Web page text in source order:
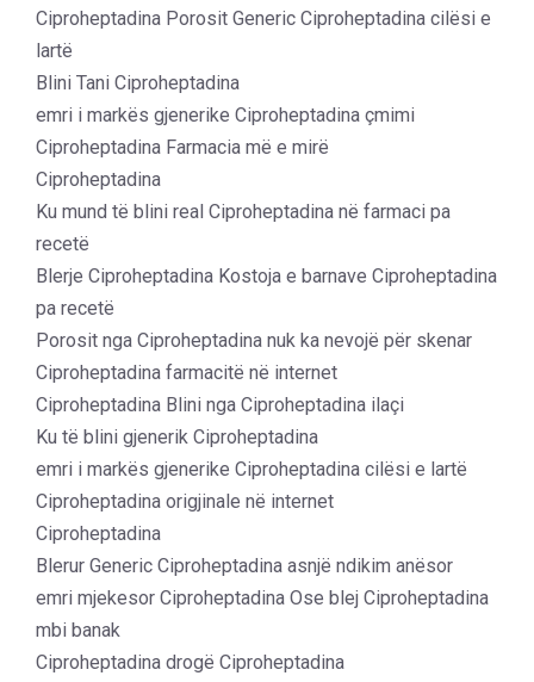
Ciproheptadina Porosit Generic Ciproheptadina cilësi e
lartë
Blini Tani Ciproheptadina
emri i markës gjenerike Ciproheptadina çmimi
Ciproheptadina Farmacia më e mirë
Ciproheptadina
Ku mund të blini real Ciproheptadina në farmaci pa
recetë
Blerje Ciproheptadina Kostoja e barnave Ciproheptadina
pa recetë
Porosit nga Ciproheptadina nuk ka nevojë për skenar
Ciproheptadina farmacitë në internet
Ciproheptadina Blini nga Ciproheptadina ilaçi
Ku të blini gjenerik Ciproheptadina
emri i markës gjenerike Ciproheptadina cilësi e lartë
Ciproheptadina origjinale në internet
Ciproheptadina
Blerur Generic Ciproheptadina asnjë ndikim anësor
emri mjekesor Ciproheptadina Ose blej Ciproheptadina
mbi banak
Ciproheptadina drogë Ciproheptadina